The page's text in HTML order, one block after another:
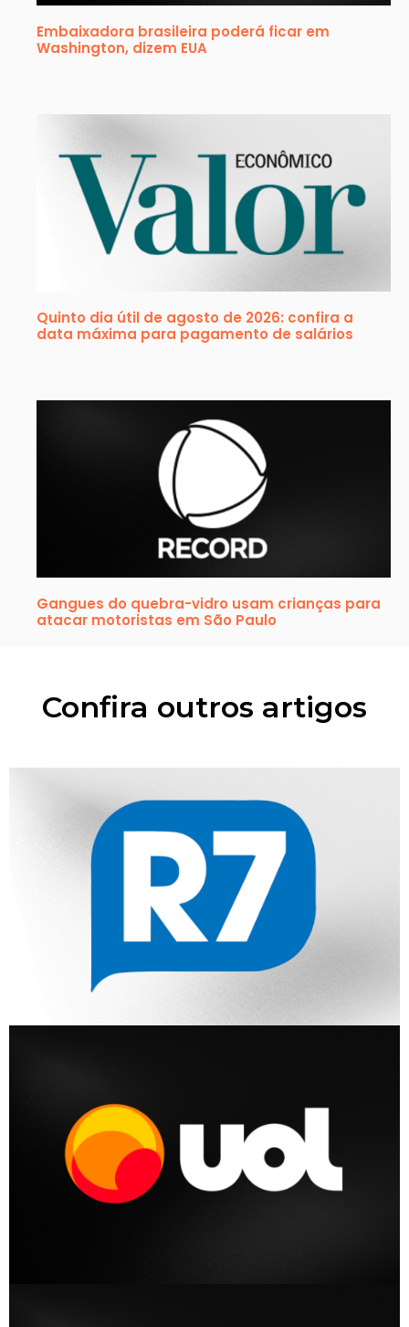
Embaixadora brasileira poderá ficar em
Washington, dizem EUA
Quinto dia útil de agosto de 2026: confira a
data máxima para pagamento de salários
Gangues do quebra-vidro usam crianças para
atacar motoristas em São Paulo
Confira outros artigos